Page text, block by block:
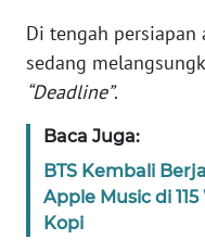
Di tengah persiapan
sedang
“Deadline”.
Baca Juga:
BTS Kembali
Apple Music di
Kopi
KARIR
Wahana
Regional